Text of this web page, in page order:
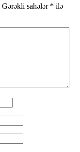
Gərəkli sahələr * ilə